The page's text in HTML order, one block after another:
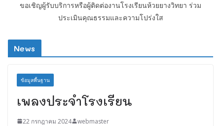
ขอเชิญผู้รับบริการหรือผู้ติดต่องานโรงเรียนห้วยยางวิทยา ร่วม
ประเมินคุณธรรมและความโปร่งใส
News
ข้อมูลพื้นฐาน
เพลงประจำโรงเรียน
22 กรกฎาคม 2024 webmaster